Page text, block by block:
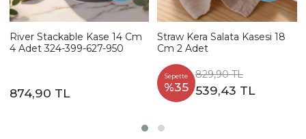
River Stackable Kase 14 Cm
4 Adet 324-399-627-950
874,90 TL
Straw Kera Salata Kasesi 18
Cm 2 Adet
Sepette
%35
829,90 TL
539,43 TL